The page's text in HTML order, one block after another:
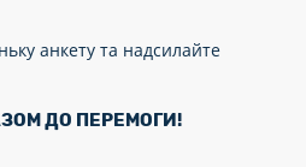
анкету та надсилайте
ДО ПЕРЕМОГИ!